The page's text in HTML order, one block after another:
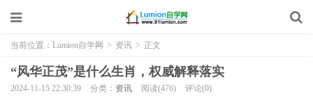
当前位置： Lumion自学网 > 资讯 > 正文
“风华正茂”是什么生肖，权威解释落实
2024-11-15 22:30:39 分类： 资讯 阅读(476) 评论(0)